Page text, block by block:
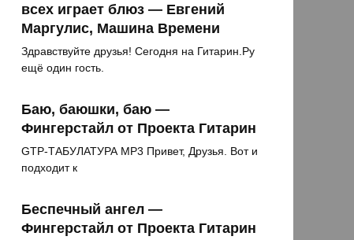
всех играет блюз — Евгений
Маргулис, Машина Времени
Здравствуйте друзья! Сегодня на Гитарин.Ру
ещё один гость.
Баю, баюшки, баю —
Фингерстайл от Проекта Гитарин
GTP-ТАБУЛАТУРА MP3 Привет, Друзья. Вот и
подходит к
Беспечный ангел —
Фингерстайл от Проекта Гитарин